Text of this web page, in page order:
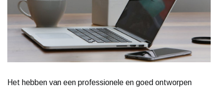
Het hebben van een professionele en goed ontworpen